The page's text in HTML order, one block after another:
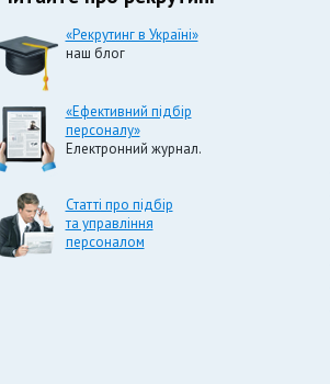
«Рекрутинг в Україні»
наш блог
«Ефективний підбір
персоналу»
Електронний журнал.
Статті про підбір
та управління
персоналом